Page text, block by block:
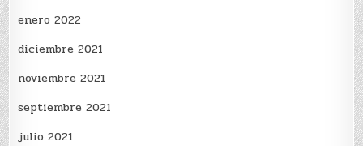
enero 2022
diciembre 2021
noviembre 2021
septiembre 2021
julio 2021